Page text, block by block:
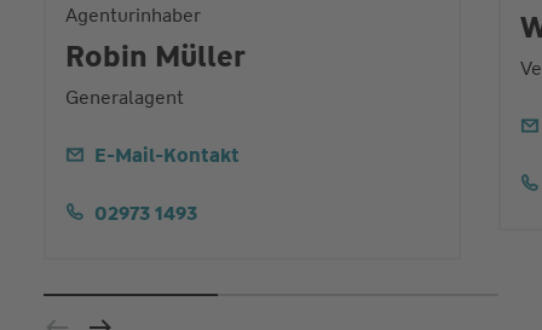
Agenturinhaber
Robin Müller
Generalagent
E-Mail-Kontakt
02973 1493